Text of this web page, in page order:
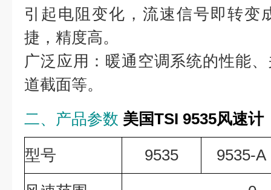
引起电阻变化，流速信号即转变
捷，精度高。
广泛应用：暖通空调系统的性能
道截面等。
二、产品参数 美国TSI 9535风速计
型号
9535
9535-A